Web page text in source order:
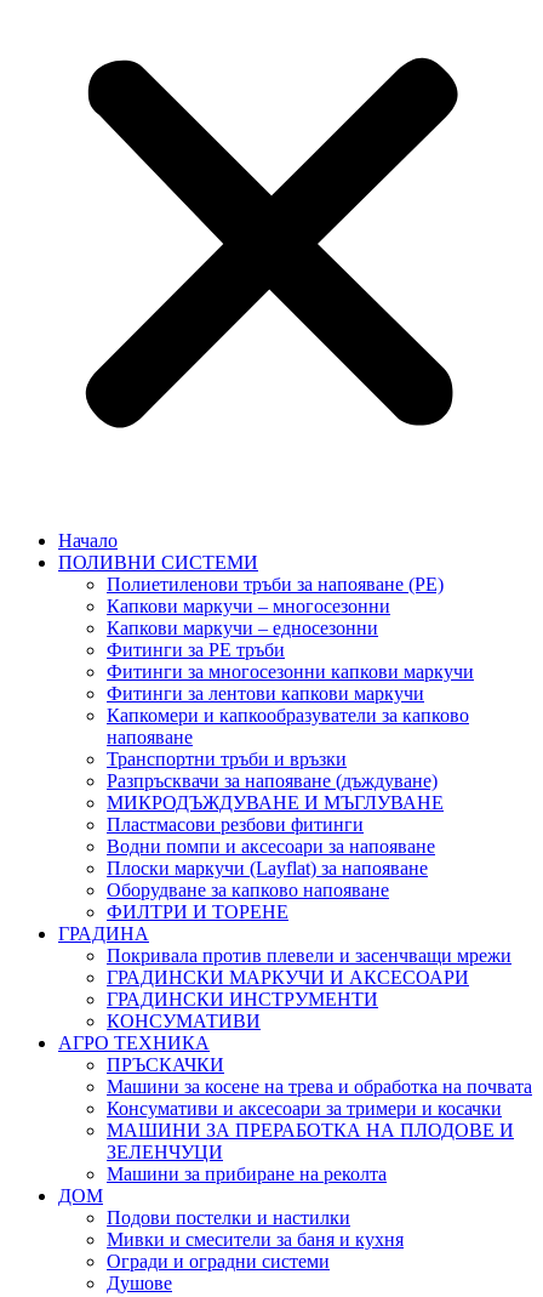
Начало
ПОЛИВНИ СИСТЕМИ
Полиетиленови тръби за напояване (PE)
Капкови маркучи – многосезонни
Капкови маркучи – едносезонни
Фитинги за PE тръби
Фитинги за многосезонни капкови маркучи
Фитинги за лентови капкови маркучи
Капкомери и капкообразуватели за капково
напояване
Транспортни тръби и връзки
Разпръсквачи за напояване (дъждуване)
МИКРОДЪЖДУВАНЕ И МЪГЛУВАНЕ
Пластмасови резбови фитинги
Водни помпи и аксесоари за напояване
Плоски маркучи (Layflat) за напояване
Оборудване за капково напояване
ФИЛТРИ И ТОРЕНЕ
ГРАДИНА
Покривала против плевели и засенчващи мрежи
ГРАДИНСКИ МАРКУЧИ И АКСЕСОАРИ
ГРАДИНСКИ ИНСТРУМЕНТИ
КОНСУМАТИВИ
АГРО ТЕХНИКА
ПРЪСКАЧКИ
Машини за косене на трева и обработка на почвата
Консумативи и аксесоари за тримери и косачки
МАШИНИ ЗА ПРЕРАБОТКА НА ПЛОДОВЕ И
ЗЕЛЕНЧУЦИ
Машини за прибиране на реколта
ДОМ
Подови постелки и настилки
Мивки и смесители за баня и кухня
Огради и оградни системи
Душове